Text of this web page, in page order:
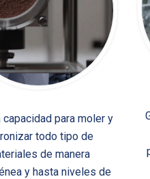
capacidad para moler y
todo tipo de
de manera
y hasta niveles de